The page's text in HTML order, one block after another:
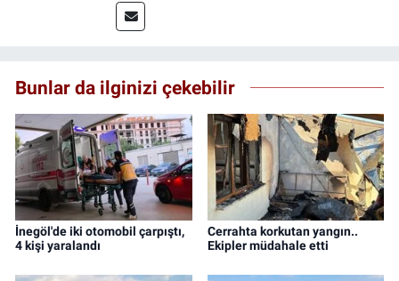
Bunlar da ilginizi çekebilir
İnegöl'de iki otomobil çarpıştı,
4 kişi yaralandı
Cerrahta korkutan yangın..
Ekipler müdahale etti